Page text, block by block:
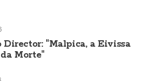
Director: "Malpica, a Eivissa
Morte"